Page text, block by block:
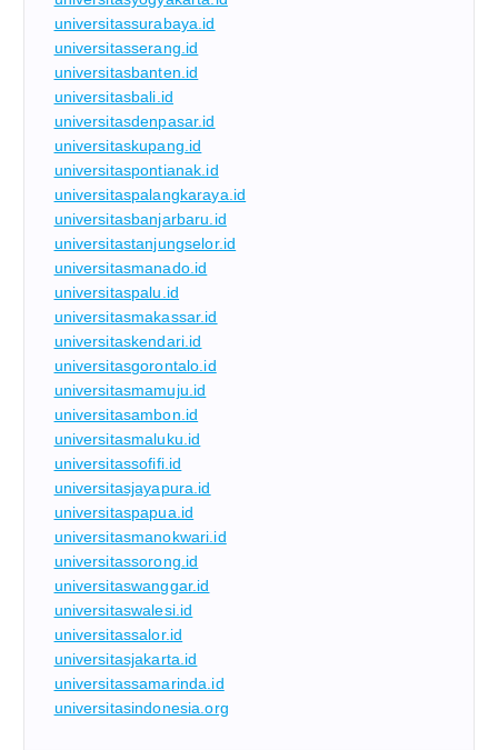
universitassurabaya.id
universitasserang.id
universitasbanten.id
universitasbali.id
universitasdenpasar.id
universitaskupang.id
universitaspontianak.id
universitaspalangkaraya.id
universitasbanjarbaru.id
universitastanjungselor.id
universitasmanado.id
universitaspalu.id
universitasmakassar.id
universitaskendari.id
universitasgorontalo.id
universitasmamuju.id
universitasambon.id
universitasmaluku.id
universitassofifi.id
universitasjayapura.id
universitaspapua.id
universitasmanokwari.id
universitassorong.id
universitaswanggar.id
universitaswalesi.id
universitassalor.id
universitasjakarta.id
universitassamarinda.id
universitasindonesia.org